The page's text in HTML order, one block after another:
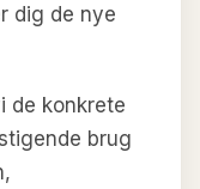
dig de nye
de konkrete
brug